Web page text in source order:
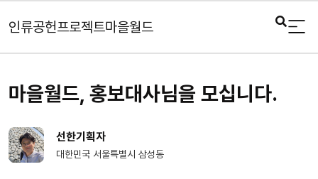
인류공헌프로젝트마을월드
마을월드, 홍보대사님을 모십니다.
선한기획자
대한민국 서울특별시 삼성동